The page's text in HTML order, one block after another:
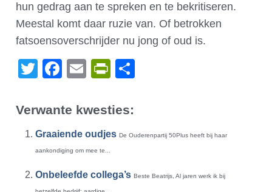
hun gedrag aan te spreken en te bekritiseren.
Meestal komt daar ruzie van. Of betrokken
fatsoensoverschrijder nu jong of oud is.
TwitterFacebook
EmailPrintFriendly
Verwante kwesties:
Graaiende oudjes De Ouderenpartij 50Plus heeft bij haar
aankondiging om mee te...
Onbeleefde collega’s Beste Beatrijs, Al jaren werk ik bij